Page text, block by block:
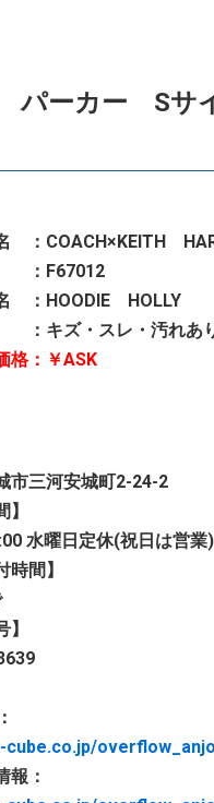
パーカー Sサ
：COACH×KEITH
F67012
：HOODIE HOLLY
ズ・スレ・汚れあ
格：￥ASK
市三河安城町2-24-2
】
水曜日定休(祝日は営業)
時間】
】
cube.co.jp/
報：